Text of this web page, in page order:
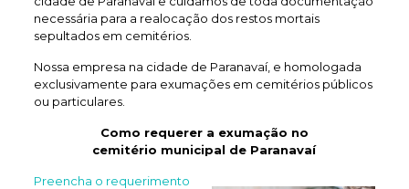
necessária para a realocação dos restos mortais
sepultados em cemitérios.
Nossa empresa na cidade de Paranavaí, e homologada
exclusivamente para exumações em cemitérios públicos
ou particulares.
Como requerer a exumação no
cemitério municipal de Paranavaí
Preencha o requerimento